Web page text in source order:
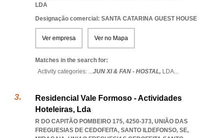
LDA
Designação comercial: SANTA CATARINA GUEST HOUSE
Ver empresa Ver no Mapa
Matches in the search for:
Activity categories: ...JUN XI & FAN - HOSTAL, LDA...
Residencial Vale Formoso - Actividades
Hoteleiras, Lda
R DO CAPITÃO POMBEIRO 175, 4250-373, UNIÃO DAS
FREGUESIAS DE CEDOFEITA, SANTO ILDEFONSO, SE,